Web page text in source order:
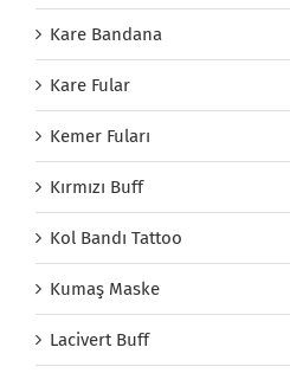
Kare Bandana
Kare Fular
Kemer Fuları
Kırmızı Buff
Kol Bandı Tattoo
Kumaş Maske
Lacivert Buff